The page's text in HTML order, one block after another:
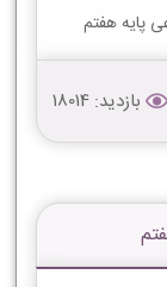
بازدید: 18014